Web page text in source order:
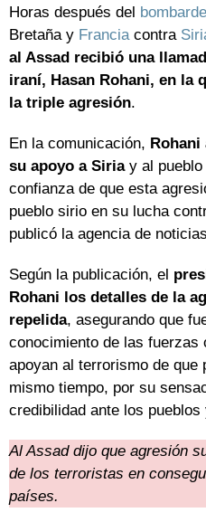
Horas después del
Bretaña y Franciacontra
al Assad recibió una
iraní, Hasan Rohani, en la
la triple agresión.
En la comunicación,
su apoyo a Siriay al pueblo
confianza de que esta
pueblo sirio en su lucha
publicó la agencia de
Según la publicación, el
Rohani los detalles de la
repelida, asegurando que
conocimiento de las fuerzas
apoyan al terrorismo de que
mismo tiempo, por su
credibilidad ante los pueblos
Al Assad dijo que agresión
de los terroristas en
países.